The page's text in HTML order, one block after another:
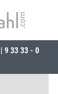
9 33 33 - 0